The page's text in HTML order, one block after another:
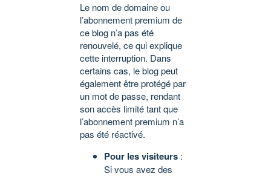
Le nom de domaine ou
l’abonnement premium de
ce blog n’a pas été
renouvelé, ce qui explique
cette interruption. Dans
certains cas, le blog peut
également être protégé par
un mot de passe, rendant
son accès limité tant que
l’abonnement premium n’a
pas été réactivé.
Pour les visiteurs :
Si vous avez des